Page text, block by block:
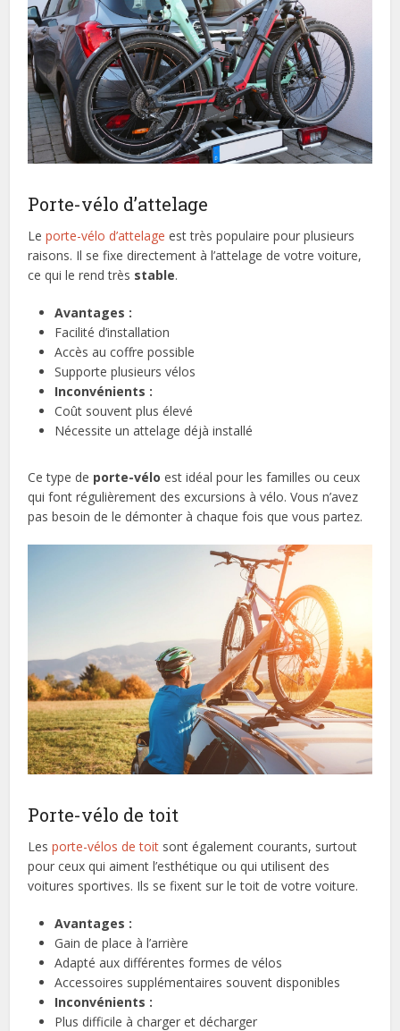
Porte-vélo d’attelage
Leporte-vélo d’attelage est très populaire pour plusieurs
raisons. Il se fixe directement à l’attelage de votre voiture,
ce qui le rend très stable.
Avantages :
Facilité d’installation
Accès au coffre possible
Supporte plusieurs vélos
Inconvénients :
Coût souvent plus élevé
Nécessite un attelage déjà installé
Ce type de porte-vélo est idéal pour les familles ou ceux
qui font régulièrement des excursions à vélo. Vous n’avez
pas besoin de le démonter à chaque fois que vous partez.
Porte-vélo de toit
Lesporte-vélos de toit sont également courants, surtout
pour ceux qui aiment l’esthétique ou qui utilisent des
voitures sportives. Ils se fixent sur le toit de votre voiture.
Avantages :
Gain de place à l’arrière
Adapté aux différentes formes de vélos
Accessoires supplémentaires souvent disponibles
Inconvénients :
Plus difficile à charger et décharger